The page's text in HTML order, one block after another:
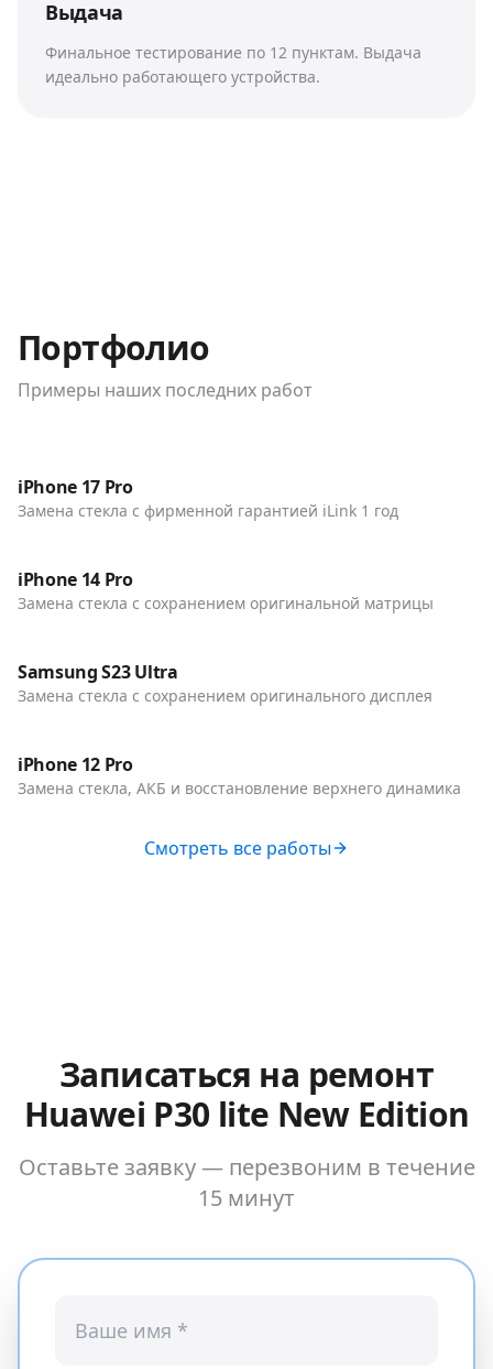
Выдача
Финальное тестирование по 12 пунктам. Выдача
идеально работающего устройства.
Портфолио
Примеры наших последних работ
Телефоны
iPhone 17 Pro
Замена стекла с фирменной гарантией iLink 1 год
Телефоны
До / После
iPhone 14 Pro
Замена стекла с сохранением оригинальной матрицы
Телефоны
До / После
Samsung S23 Ultra
Замена стекла с сохранением оригинального дисплея
Телефоны
До / После
iPhone 12 Pro
Замена стекла, АКБ и восстановление верхнего динамика
Смотреть все работы
Записаться на ремонт
Huawei P30 lite New Edition
Оставьте заявку — перезвоним в течение
15 минут